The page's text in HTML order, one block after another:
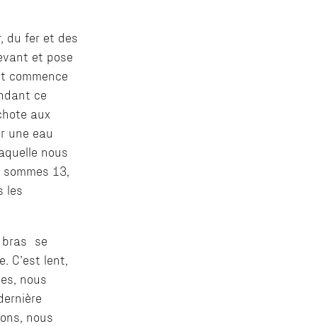
du fer et des
et pose
commence
ce
aux
une eau
nous
13,
les
bras se
C’est lent,
nous
nous